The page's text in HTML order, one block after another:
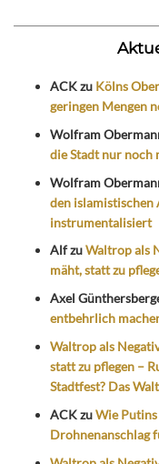
ACKzu Kölns
geringen Mengen
Wolfram
die Stadt nur noch
Wolfram
den islamistischen
instrumentalisiert
AlfzuWaltrop als
mäht, statt zu
Axel
entbehrlich
Waltrop als
statt zu pflegen –
Stadtfest? Das
ACKzuWie
Drohnenanschlag